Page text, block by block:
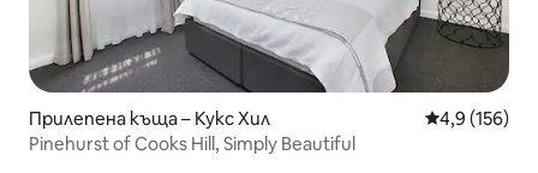
Прилепена къща – Кукс Хил Средна
4,9 (156)
Pinehurst of Cooks Hill, Simply Beautiful